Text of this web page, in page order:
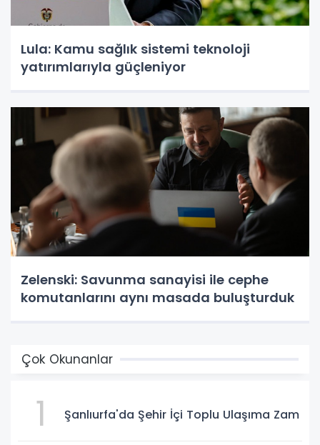
Lula: Kamu sağlık sistemi teknoloji
yatırımlarıyla güçleniyor
Zelenski: Savunma sanayisi ile cephe
komutanlarını aynı masada buluşturduk
Çok Okunanlar
1 Şanlıurfa'da Şehir İçi Toplu Ulaşıma Zam